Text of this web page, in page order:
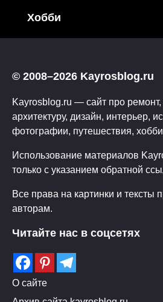
Хобби
© 2008–2026 Kayrosblog.ru
Kayrosblog.ru — сайт про ремонт,
архитектуру, дизайн, интерьер,
фотографии, путешествия,
Использование материалов
только с указанием обратной
Все права на картинки и тексты
авторам.
Читайте нас в соцсетях
О сайте